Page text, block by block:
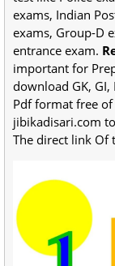
exams, Indian
exams, Group-D
entrance exam.
important for
download GK,
Pdf format free
jibikadisari.com
The direct link Of